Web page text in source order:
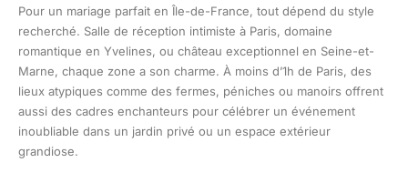
Pour un mariage parfait en Île-de-France, tout dépend du style
recherché. Salle de réception intimiste à Paris, domaine
romantique en Yvelines, ou château exceptionnel en Seine-et-
Marne, chaque zone a son charme. À moins d’1h de Paris, des
lieux atypiques comme des fermes, péniches ou manoirs offrent
aussi des cadres enchanteurs pour célébrer un événement
inoubliable dans un jardin privé ou un espace extérieur
grandiose.